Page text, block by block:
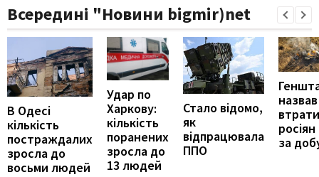
Всередині "Новини bigmir)net
В Одесі
кількість
постраждалих
зросла до
восьми людей
Удар по
Харкову:
кількість
поранених
зросла до
13 людей
Стало відомо,
як
відпрацювала
ППО
назвав
втрати
росіян
за